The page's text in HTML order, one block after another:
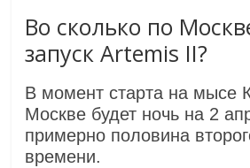
Во сколько по
запуск Artemis II?
В момент старта на мысе
Москве будет ночь на 2
примерно половина
времени.